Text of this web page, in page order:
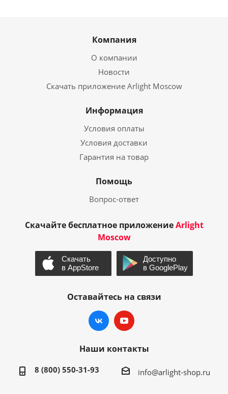
Компания
О компании
Новости
Скачать приложение Arlight Moscow
Информация
Условия оплаты
Условия доставки
Гарантия на товар
Помощь
Вопрос-ответ
Скачайте бесплатное приложениеArlight
Moscow
Оставайтесь на связи
Наши контакты
8 (800) 550-31-93 info@arlight-shop.ru